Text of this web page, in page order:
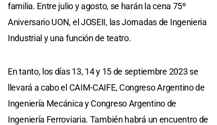
familia. Entre julio y agosto, se harán la cena 75º
Aniversario UON, el JOSEII, las Jornadas de Ingenieria
Industrial y una función de teatro.
En tanto, los días 13, 14 y 15 de septiembre 2023 se
llevará a cabo el CAIM-CAIFE, Congreso Argentino de
Ingeniería Mecánica y Congreso Argentino de
Ingeniería Ferroviaria. También habrá un encuentro de